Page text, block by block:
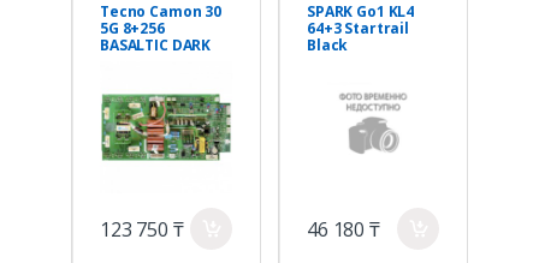
Tecno Camon 30
5G 8+256
BASALTIC DARK
123 750 ₸
SPARK Go1 KL4
64+3 Startrail
Black
46 180 ₸